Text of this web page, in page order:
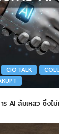
CIO TALK
AI ล้มเหลว ซึ่งไม่